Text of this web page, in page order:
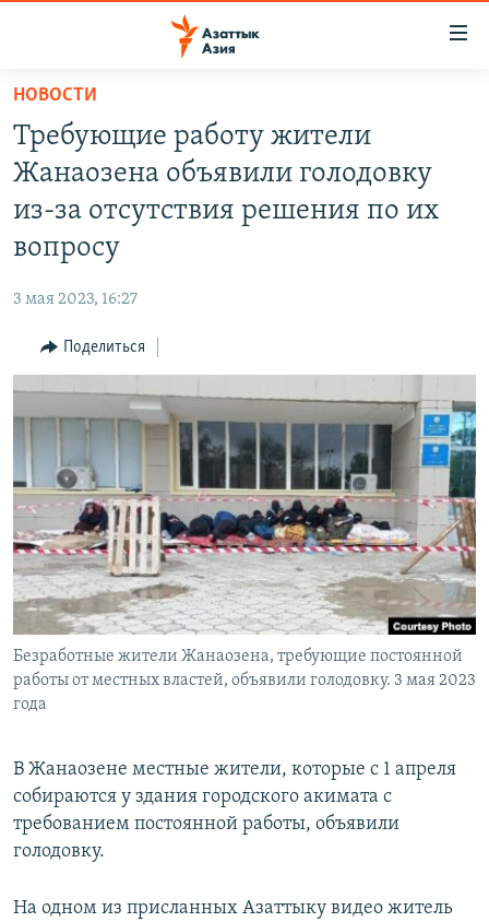
Вернуться
основному
содержанию
главной
Вернутся
поиску
ЦЕНТРАЛЬНАЯ АЗИЯ
КАЗАХСТАН
НОВОСТИ
ЎЗБЕКЧА
ТОҶИКӢ
TÜRKMENÇE
ПОДПИШИТЕСЬ НА НАС В СОЦСЕТЯХ
Все сайты РСЕ/РС
НОВОСТИ
Требующие работу жители
Жанаозена объявили голодовку
из-за отсутствия решения по их
вопросу
3 мая 2023, 16:27
Поделиться
Безработные жители Жанаозена, требующие постоянной
работы от местных властей, объявили голодовку. 3 мая 2023
года
В Жанаозене местные жители, которые с 1 апреля
собираются у здания городского акимата с
требованием постоянной работы, объявили
голодовку.
На одном из присланных Азаттыку видео житель